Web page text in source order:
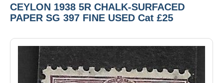
CEYLON 1938 5R CHALK-SURFACED
PAPER SG 397 FINE USED Cat £25